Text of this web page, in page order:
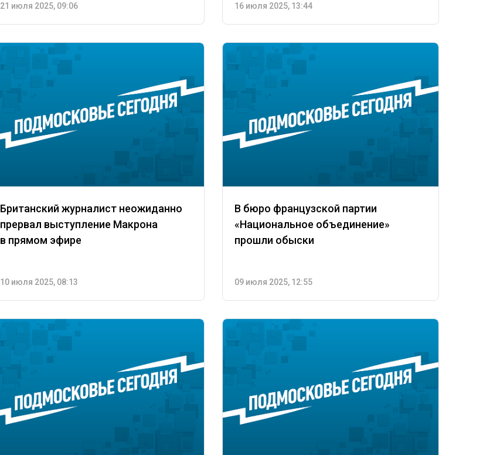
21 июля 2025, 09:06 16 июля 2025, 13:44
Британский журналист неожиданно
прервал выступление Макрона
в прямом эфире
10 июля 2025, 08:13
В бюро французской партии
«Национальное объединение»
прошли обыски
09 июля 2025, 12:55